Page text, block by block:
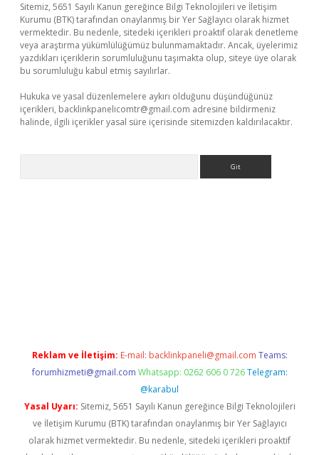
Sitemiz, 5651 Sayılı Kanun gereğince Bilgi Teknolojileri ve İletişim
Kurumu (BTK) tarafından onaylanmış bir Yer Sağlayıcı olarak hizmet
vermektedir. Bu nedenle, sitedeki içerikleri proaktif olarak denetleme
veya araştırma yükümlülüğümüz bulunmamaktadır. Ancak, üyelerimiz
yazdıkları içeriklerin sorumluluğunu taşımakta olup, siteye üye olarak
bu sorumluluğu kabul etmiş sayılırlar.
Hukuka ve yasal düzenlemelere aykırı olduğunu düşündüğünüz
içerikleri, backlinkpanelicomtr@gmail.com adresine bildirmeniz
halinde, ilgili içerikler yasal süre içerisinde sitemizden kaldırılacaktır.
Reklam ve İletişim: E-mail: backlinkpaneli@gmail.com Teams:
forumhizmeti@gmail.com Whatsapp: 0262 606 0 726 Telegram:
@karabul
Yasal Uyarı: Sitemiz, 5651 Sayılı Kanun gereğince Bilgi Teknolojileri
ve İletişim Kurumu (BTK) tarafından onaylanmış bir Yer Sağlayıcı
olarak hizmet vermektedir. Bu nedenle, sitedeki içerikleri proaktif